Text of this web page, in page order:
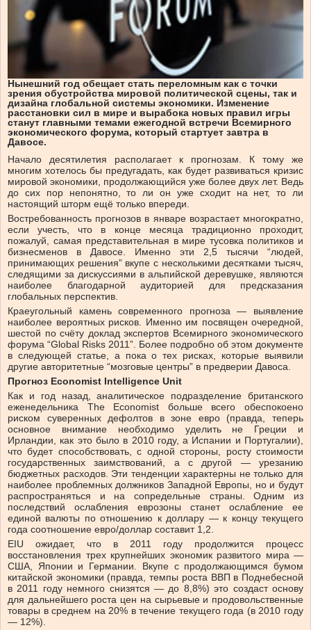
Нынешний год обещает стать переломным как с точки
зрения обустройства мировой политической сцены, так и
дизайна глобальной системы экономики. Изменение
расстановки сил в мире и вырабока новых правил игры
станут главными темами ежегодной встречи Всемирного
экономического форума, который стартует завтра в
Давосе.
Начало десятилетия располагает к прогнозам. К тому же
многим хотелось бы предугадать, как будет развиваться кризис
мировой экономики, продолжающийся уже более двух лет. Ведь
до сих пор непонятно, то ли он уже сходит на нет, то ли
настоящий шторм ещё только впереди.
Востребованность прогнозов в январе возрастает многократно,
если учесть, что в конце месяца традиционно проходит,
пожалуй, самая представительная в мире тусовка политиков и
бизнесменов в Давосе. Именно эти 2,5 тысячи “людей,
принимающих решения” вкупе с несколькими десятками тысяч,
следящими за дискуссиями в альпийской деревушке, являются
наиболее благодарной аудиторией для предсказания
глобальных перспектив.
Краеугольный камень современного прогноза — выявление
наиболее вероятных рисков. Именно им посвящен очередной,
шестой по счёту доклад экспертов Всемирного экономического
форума “Global Risks 2011”. Более подробно об этом документе
в следующей статье, а пока о тех рисках, которые выявили
другие авторитетные “мозговые центры” в предверии Давоса.
Прогноз Economist Intelligence Unit
Как и год назад, аналитическое подразделение британского
еженедельника The Economist больше всего обеспокоено
риском суверенных дефолтов в зоне евро (правда, теперь
основное внимание необходимо уделить не Греции и
Ирландии, как это было в 2010 году, а Испании и Португалии),
что будет способствовать, с одной стороны, росту стоимости
государственных заимствований, а с другой — урезанию
бюджетных расходов. Эти тенденции характерны не только для
наиболее проблемных должников Западной Европы, но и будут
распространяться и на сопредельные страны. Одним из
последствий ослабления еврозоны станет ослабление ее
единой валюты по отношению к доллару — к концу текущего
года соотношение евро/доллар составит 1,2.
EIU ожидает, что в 2011 году продолжится процесс
восстановления трех крупнейших экономик развитого мира —
США, Японии и Германии. Вкупе с продолжающимся бумом
китайской экономики (правда, темпы роста ВВП в Поднебесной
в 2011 году немного снизятся — до 8,8%) это создаст основу
для дальнейшего роста цен на сырьевые и продовольственные
товары в среднем на 20% в течение текущего года (в 2010 году
— 12%).